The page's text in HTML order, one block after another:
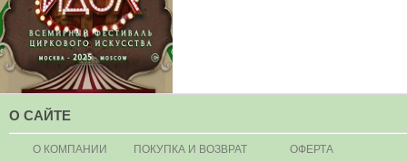
О САЙТЕ
О КОМПАНИИ ПОКУПКА И ВОЗВРАТ ОФЕРТА